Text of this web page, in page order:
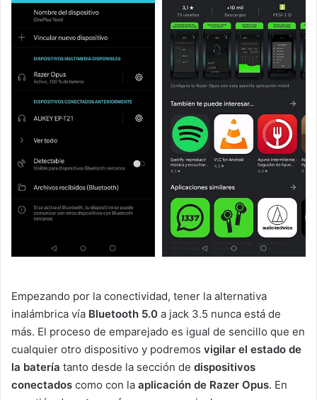
Empezando por la conectividad, tener la alternativa
inalámbrica vía Bluetooth 5.0 a jack 3.5 nunca está de
más. El proceso de emparejado es igual de sencillo que en
cualquier otro dispositivo y podremos vigilar el estado de
la batería tanto desde la sección de dispositivos
conectados como con la aplicación de Razer Opus. En